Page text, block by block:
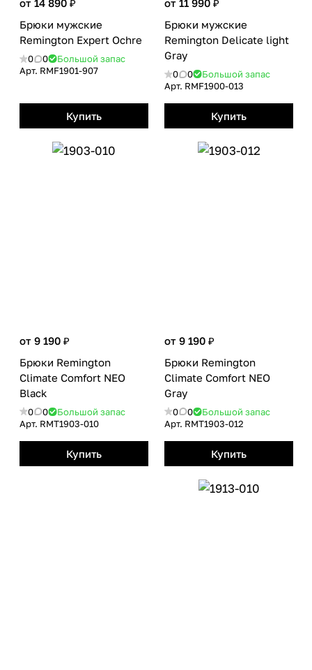
от 14 890 ₽
Брюки мужские
Remington Еxpert Оchre
0 0
Большой запас
Арт. RMF1901-907
Купить
от 11 990 ₽
Брюки мужские
Remington Delicate light
Gray
0 0
Большой запас
Арт. RMF1900-013
Купить
от 9 190 ₽
Брюки Remington
Сlimate Сomfort NEO
Black
0 0
Большой запас
Арт. RMТ1903-010
Купить
от 9 190 ₽
Брюки Remington
Сlimate Сomfort NEO
Gray
0 0
Большой запас
Арт. RMТ1903-012
Купить